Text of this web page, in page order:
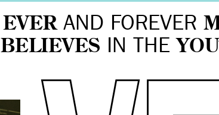
EVERAND FOREVER
BELIEVES IN THE